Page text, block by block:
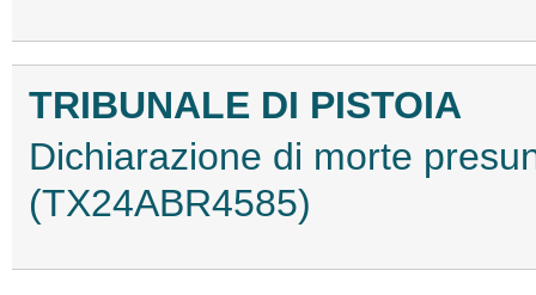
TRIBUNALE DI PISTOIA
Dichiarazione di morte
(TX24ABR4585)